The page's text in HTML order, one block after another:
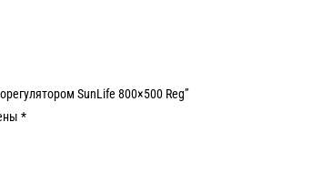
SunLife 800×500 Reg”
*